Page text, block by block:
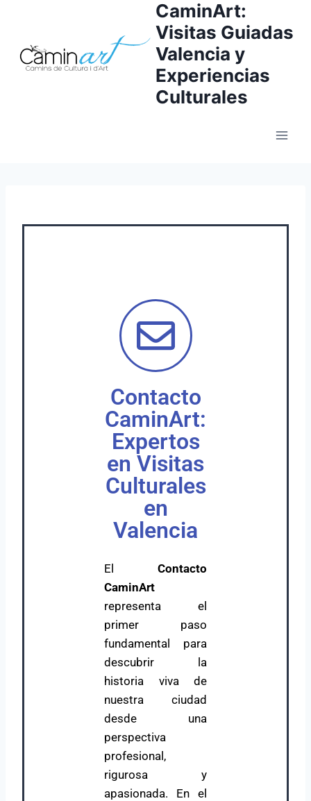
CaminArt:
Visitas Guiadas
Valencia y
Experiencias
Culturales
Contacto
CaminArt:
Expertos
en Visitas
Culturales
en
Valencia
El Contacto
CaminArt
representa el
primer paso
fundamental para
descubrir la
historia viva de
nuestra ciudad
desde una
perspectiva
profesional,
rigurosa y
apasionada. En el